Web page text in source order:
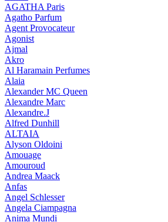
AGATHA Paris
Agatho Parfum
Agent Provocateur
Agonist
Ajmal
Akro
Al Haramain Perfumes
Alaia
Alexander MC Queen
Alexandre Marc
Alexandre.J
Alfred Dunhill
ALTAIA
Alyson Oldoini
Amouage
Amouroud
Andrea Maack
Anfas
Angel Schlesser
Angela Ciampagna
Anima Mundi